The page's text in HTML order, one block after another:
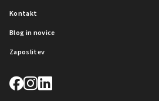
Kontakt
Blog in novice
Zaposlitev